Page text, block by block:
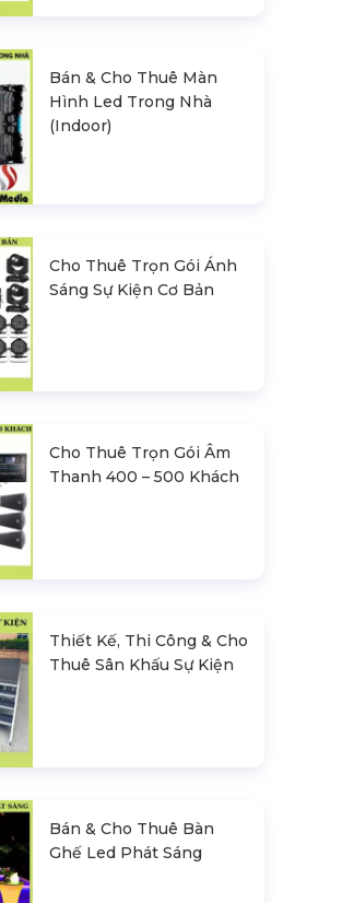
Bán & Cho Thuê Màn
Hình Led Trong Nhà
(Indoor)
Cho Thuê Trọn Gói Ánh
Sáng Sự Kiện Cơ Bản
Cho Thuê Trọn Gói Âm
Thanh 400 – 500 Khách
Thiết Kế, Thi Công & Cho
Thuê Sân Khấu Sự Kiện
Bán & Cho Thuê Bàn
Ghế Led Phát Sáng